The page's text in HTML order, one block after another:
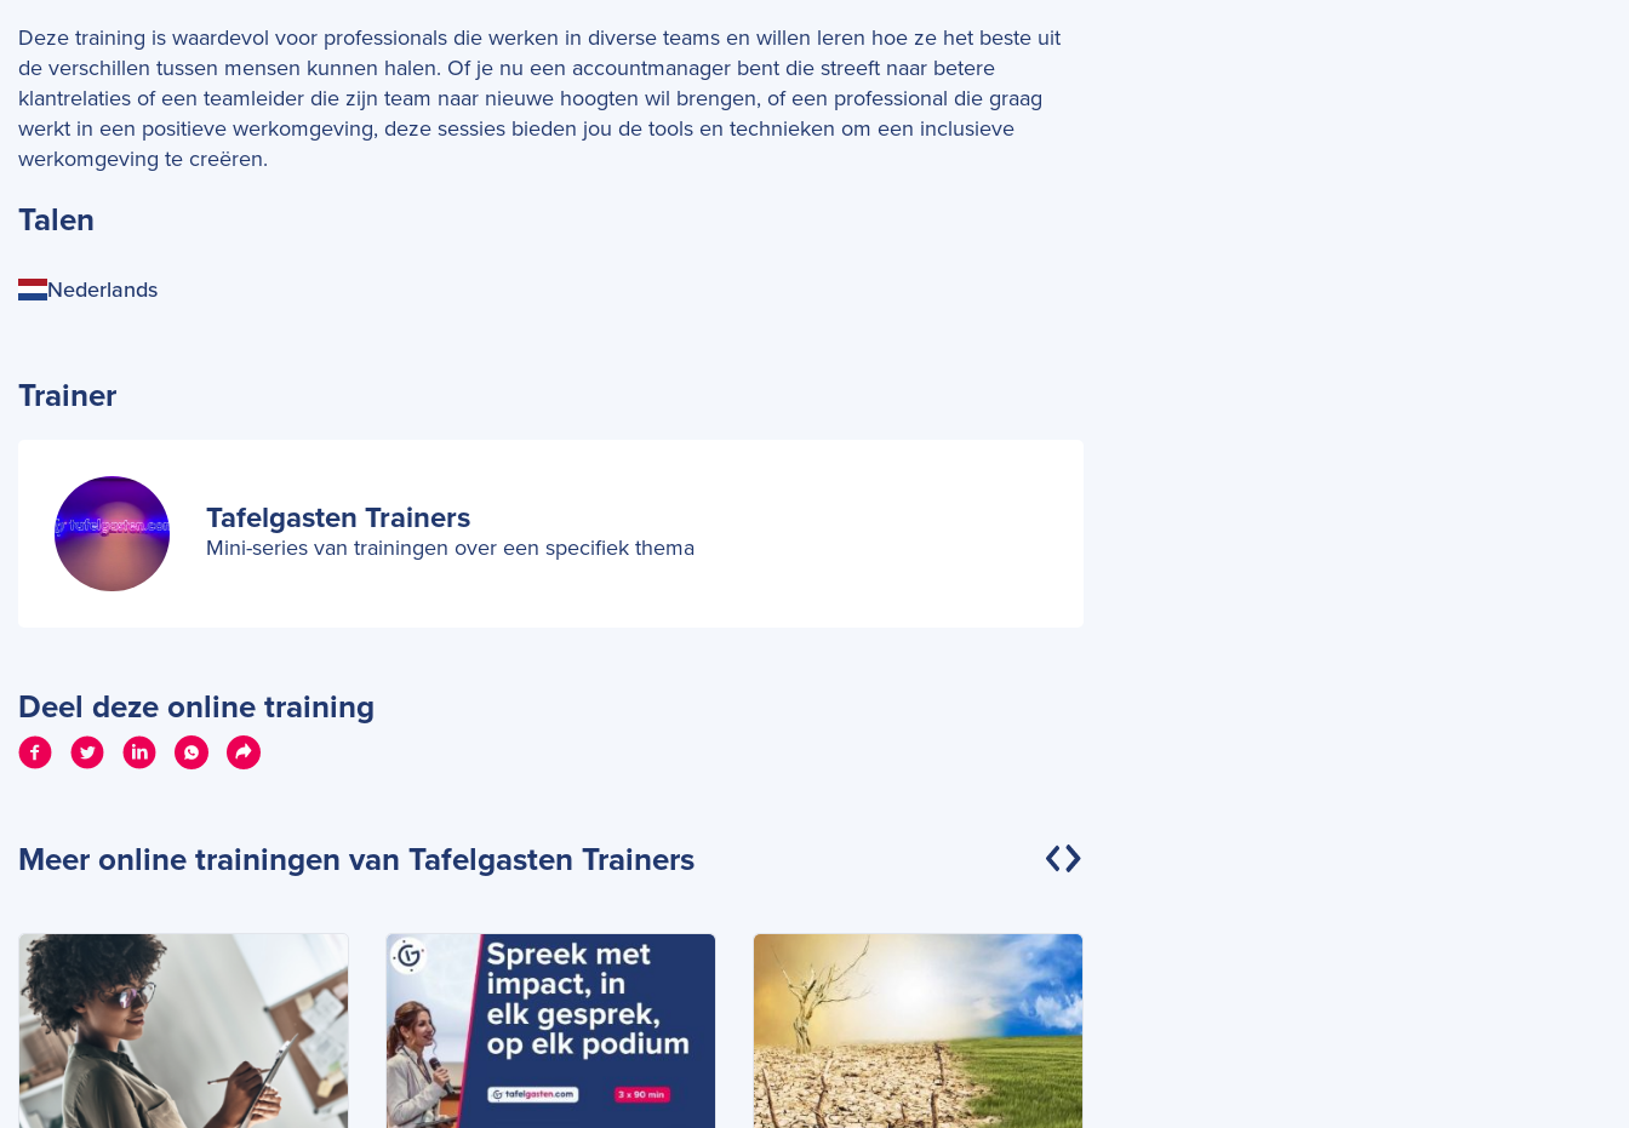
Deze training is waardevol voor professionals die werken in diverse teams en willen leren hoe ze het beste uit
de verschillen tussen mensen kunnen halen. Of je nu een accountmanager bent die streeft naar betere
klantrelaties of een teamleider die zijn team naar nieuwe hoogten wil brengen, of een professional die graag
werkt in een positieve werkomgeving, deze sessies bieden jou de tools en technieken om een inclusieve
werkomgeving te creëren.
Talen
Nederlands
Trainer
Tafelgasten Trainers
Mini-series van trainingen over een specifiek thema
Deel deze online training
Meer online trainingen van Tafelgasten Trainers